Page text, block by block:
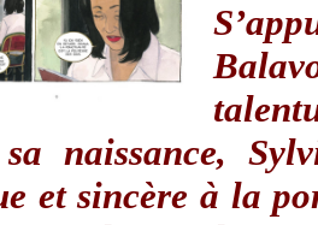
naissance,
et sincère à la